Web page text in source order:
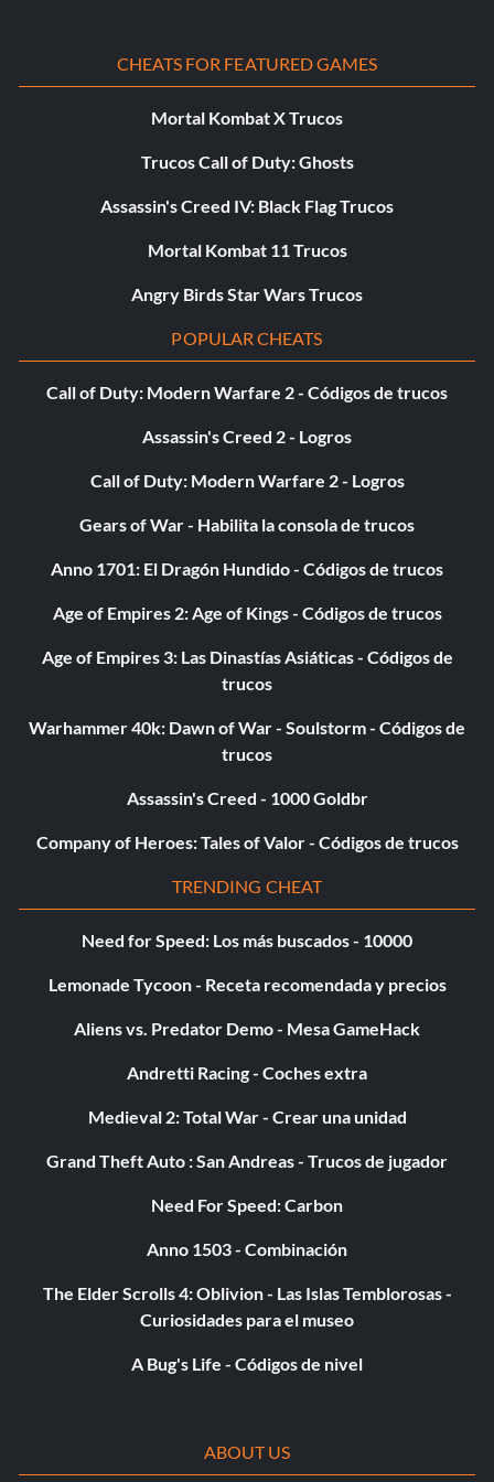
Triunfo del hierro
Recompensa: 15 puntos
Objetivo: Conseguir 500 muertes con armas no carnosas.
Nos vemos en la Fiesta
Recompensa: 5 puntos
Recompensa: 10 puntos
Objetivo: Conseguir 150 muertes con armas enemigas.
Recompensa: 5 puntos
enemigo.
Cabeza a la llegada
Recompensa: 10 puntos
Objetivo: Conseguir 50 muertes con cabezas enemigas.
You Got Red on You
Recompensa: 5 puntos
Objetivo: Aplastar a un enemigo en una pared con un
Objetivo: Aplasta a 100 enemigos en una pared con un
CHEATS FOR FEATURED GAMES
Mortal Kombat X Trucos
Trucos Call of Duty: Ghosts
Assassin's Creed IV: Black Flag Trucos
Mortal Kombat 11 Trucos
Angry Birds Star Wars Trucos
POPULAR CHEATS
Call of Duty: Modern Warfare 2 - Códigos de trucos
Assassin's Creed 2 - Logros
Call of Duty: Modern Warfare 2 - Logros
Gears of War - Habilita la consola de trucos
Anno 1701: El Dragón Hundido - Códigos de trucos
Age of Empires 2: Age of Kings - Códigos de trucos
Age of Empires 3: Las Dinastías Asiáticas - Códigos de
trucos
Warhammer 40k: Dawn of War - Soulstorm - Códigos de
trucos
Assassin's Creed - 1000 Goldbr
Company of Heroes: Tales of Valor - Códigos de trucos
TRENDING CHEAT
Need for Speed: Los más buscados - 10000
Lemonade Tycoon - Receta recomendada y precios
Aliens vs. Predator Demo - Mesa GameHack
Andretti Racing - Coches extra
Medieval 2: Total War - Crear una unidad
Grand Theft Auto : San Andreas - Trucos de jugador
Need For Speed: Carbon
Anno 1503 - Combinación
The Elder Scrolls 4: Oblivion - Las Islas Temblorosas -
Curiosidades para el museo
A Bug's Life - Códigos de nivel
ABOUT US